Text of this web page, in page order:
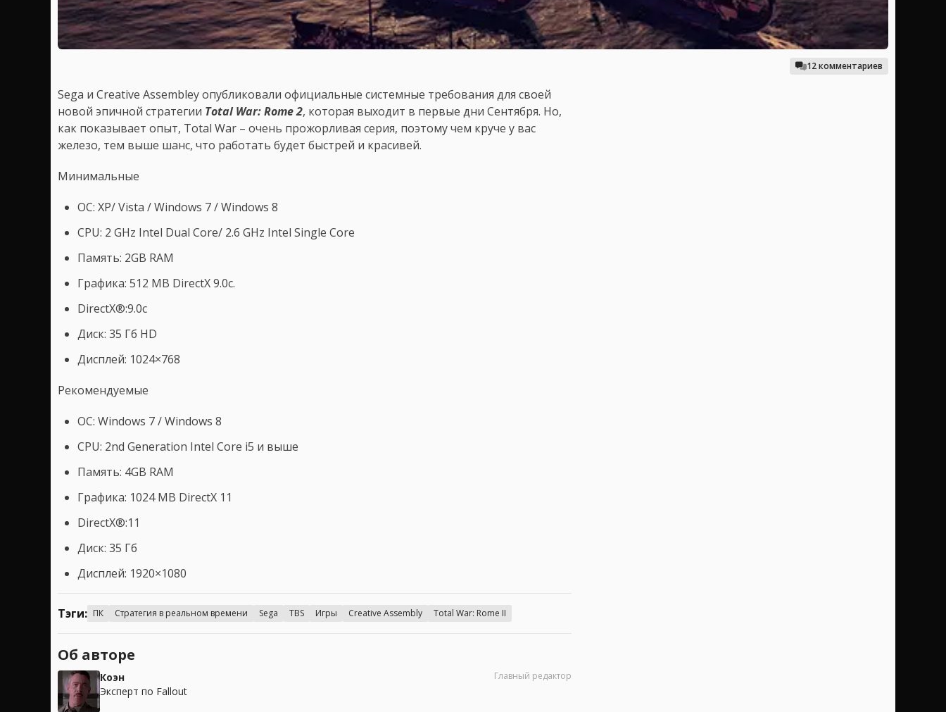
12 комментариев
Sega и Creative Assembley опубликовали официальные системные требования для своей
новой эпичной стратегии Total War: Rome 2, которая выходит в первые дни Сентября. Но,
как показывает опыт, Total War – очень прожорливая серия, поэтому чем круче у вас
железо, тем выше шанс, что работать будет быстрей и красивей.
Минимальные
ОС: XP/ Vista / Windows 7 / Windows 8
CPU: 2 GHz Intel Dual Core/ 2.6 GHz Intel Single Core
Память: 2GB RAM
Графика: 512 MB DirectX 9.0c.
DirectX®:9.0c
Диск: 35 Гб HD
Дисплей: 1024×768
Рекомендуемые
ОС: Windows 7 / Windows 8
CPU: 2nd Generation Intel Core i5 и выше
Память: 4GB RAM
Графика: 1024 MB DirectX 11
DirectX®:11
Диск: 35 Гб
Дисплей: 1920×1080
Тэги: ПК Стратегия в реальном времени Sega TBS Игры Creative Assembly Total War: Rome II
Об авторе
Коэн
Эксперт по Fallout
Главный редактор